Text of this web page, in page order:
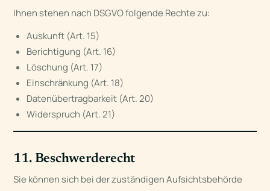
Ihnen stehen nach DSGVO folgende Rechte zu:
Auskunft (Art. 15)
Berichtigung (Art. 16)
Löschung (Art. 17)
Einschränkung (Art. 18)
Datenübertragbarkeit (Art. 20)
Widerspruch (Art. 21)
11. Beschwerderecht
Sie können sich bei der zuständigen Aufsichtsbehörde